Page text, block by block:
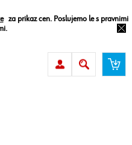
za prikaz cen. Poslujemo le s pravnimi